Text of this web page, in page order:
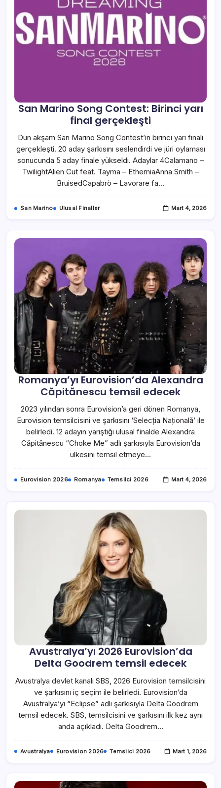
San Marino Song Contest: Birinci yarı
final gerçekleşti
Dün akşam San Marino Song Contest’in birinci yarı finali
gerçekleşti. 20 aday şarkısını seslendirdi ve jüri oylaması
sonucunda 5 aday finale yükseldi. Adaylar 4Calamano –
TwilightAlien Cut feat. Tayma – EtherniaAnna Smith –
BruisedCapabrò – Lavorare fa…
San Marino Ulusal Finaller Mart 4, 2026
Romanya’yı Eurovision’da Alexandra
Căpitănescu temsil edecek
2023 yılından sonra Eurovision’a geri dönen Romanya,
Eurovision temsilcisini ve şarkısını ‘Selecția Naționalǎ’ ile
belirledi. 12 adayın yarıştığı ulusal finalde Alexandra
Căpitănescu “Choke Me” adlı şarkısıyla Eurovision’da
ülkesini temsil etmeye…
Eurovision 2026 Romanya Temsilci 2026 Mart 4, 2026
Avustralya’yı 2026 Eurovision’da
Delta Goodrem temsil edecek
Avustralya devlet kanalı SBS, 2026 Eurovision temsilcisini
ve şarkısını iç seçim ile belirledi. Eurovision’da
Avustralya’yı “Eclipse” adlı şarkısıyla Delta Goodrem
temsil edecek. SBS, temsilcisini ve şarkısını ilk kez aynı
anda açıkladı. Delta Goodrem…
Avustralya Eurovision 2026 Temsilci 2026 Mart 1, 2026